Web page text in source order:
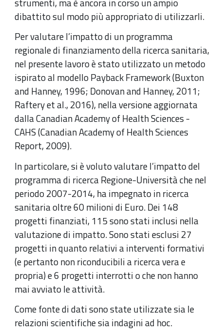
dibattito sul modo più appropriato di utilizzarli.
Per valutare l’impatto di un programma
regionale di finanziamento della ricerca sanitaria,
nel presente lavoro è stato utilizzato un metodo
ispirato al modello Payback Framework (Buxton
and Hanney, 1996; Donovan and Hanney, 2011;
Raftery et al., 2016), nella versione aggiornata
dalla Canadian Academy of Health Sciences -
CAHS (Canadian Academy of Health Sciences
Report, 2009).
In particolare, si è voluto valutare l’impatto del
programma di ricerca Regione-Università che nel
periodo 2007-2014, ha impegnato in ricerca
sanitaria oltre 60 milioni di Euro. Dei 148
progetti finanziati, 115 sono stati inclusi nella
valutazione di impatto. Sono stati esclusi 27
progetti in quanto relativi a interventi formativi
(e pertanto non riconducibili a ricerca vera e
propria) e 6 progetti interrotti o che non hanno
mai avviato le attività.
Come fonte di dati sono state utilizzate sia le
relazioni scientifiche sia indagini ad hoc.